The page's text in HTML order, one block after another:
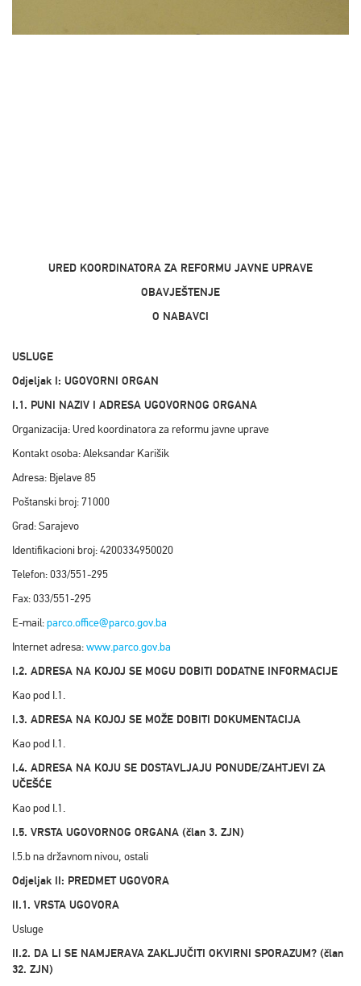
URED KOORDINATORA ZA REFORMU JAVNE UPRAVE
OBAVJEŠTENJE
O NABAVCI
USLUGE
Odjeljak I: UGOVORNI ORGAN
I.1. PUNI NAZIV I ADRESA UGOVORNOG ORGANA
Organizacija: Ured koordinatora za reformu javne uprave
Kontakt osoba: Aleksandar Karišik
Adresa: Bjelave 85
Poštanski broj: 71000
Grad: Sarajevo
Identifikacioni broj: 4200334950020
Telefon: 033/551-295
Fax: 033/551-295
E-mail:parco.office@parco.gov.ba
Internet adresa:www.parco.gov.ba
I.2. ADRESA NA KOJOJ SE MOGU DOBITI DODATNE INFORMACIJE
Kao pod I.1.
I.3. ADRESA NA KOJOJ SE MOŽE DOBITI DOKUMENTACIJA
Kao pod I.1.
I.4. ADRESA NA KOJU SE DOSTAVLJAJU PONUDE/ZAHTJEVI ZA
UČEŠĆE
Kao pod I.1.
I.5. VRSTA UGOVORNOG ORGANA (član 3. ZJN)
I.5.b na državnom nivou, ostali
Odjeljak II: PREDMET UGOVORA
II.1. VRSTA UGOVORA
Usluge
II.2. DA LI SE NAMJERAVA ZAKLJUČITI OKVIRNI SPORAZUM? (član
32. ZJN)